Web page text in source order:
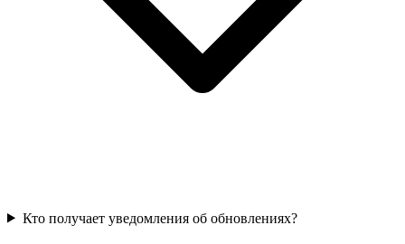
Кто получает уведомления об обновлениях?